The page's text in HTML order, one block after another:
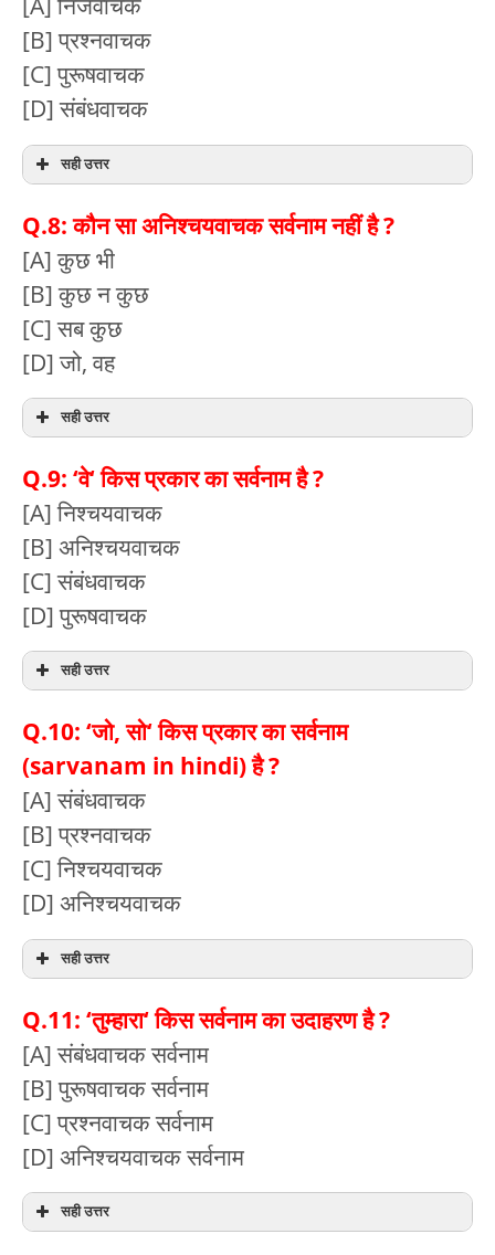
[B] प्रश्नवाचक
[C] पुरूषवाचक
[D] संबंधवाचक
सही उत्तर
Q.8: कौन सा अनिश्चयवाचक सर्वनाम नहीं है ?
[A] कुछ भी
[B] कुछ न कुछ
[C] सब कुछ
[D] जो, वह
सही उत्तर
Q.9: ‘वे‘ किस प्रकार का सर्वनाम है ?
[A] निश्चयवाचक
[B] अनिश्चयवाचक
[C] संबंधवाचक
[D] पुरूषवाचक
सही उत्तर
Q.10: ‘जो, सो‘ किस प्रकार का सर्वनाम
(sarvanam in hindi) है ?
[A] संबंधवाचक
[B] प्रश्नवाचक
[C] निश्चयवाचक
[D] अनिश्चयवाचक
सही उत्तर
Q.11: ‘तुम्हारा‘ किस सर्वनाम का उदाहरण है ?
[A] संबंधवाचक सर्वनाम
[B] पुरूषवाचक सर्वनाम
[C] प्रश्नवाचक सर्वनाम
[D] अनिश्चयवाचक सर्वनाम
सही उत्तर